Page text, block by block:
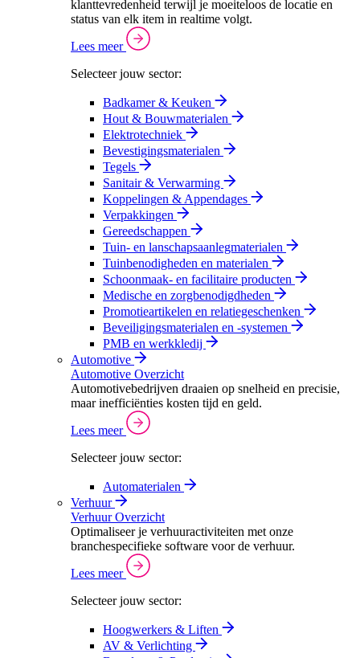
klanttevredenheid terwijl je moeiteloos de locatie en
status van elk item in realtime volgt.
Lees meer
Selecteer jouw sector:
Badkamer & Keuken
Hout & Bouwmaterialen
Elektrotechniek
Bevestigingsmaterialen
Tegels
Sanitair & Verwarming
Koppelingen & Appendages
Verpakkingen
Gereedschappen
Tuin- en lanschapsaanlegmaterialen
Tuinbenodigheden en materialen
Schoonmaak- en facilitaire producten
Medische en zorgbenodigdheden
Promotieartikelen en relatiegeschenken
Beveiligingsmaterialen en -systemen
PMB en werkkledij
Automotive
Automotive Overzicht
Automotivebedrijven draaien op snelheid en precisie,
maar inefficiënties kosten tijd en geld.
Lees meer
Selecteer jouw sector:
Automaterialen
Verhuur
Verhuur Overzicht
Optimaliseer je verhuuractiviteiten met onze
branchespecifieke software voor de verhuur.
Lees meer
Selecteer jouw sector:
Hoogwerkers & Liften
AV & Verlichting